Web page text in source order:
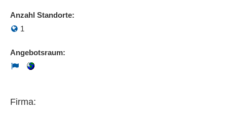
Anzahl Standorte:
1
Angebotsraum:
Firma: